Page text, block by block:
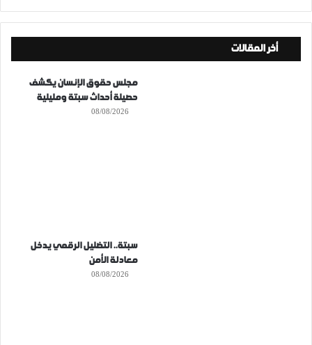
أخر المقالات
مجلس حقوق الإنسان يكشف
حصيلة أحداث سبتة ومليلية
08/08/2026
سبتة.. التضليل الرقمي يدخل
معادلة الأمن
08/08/2026